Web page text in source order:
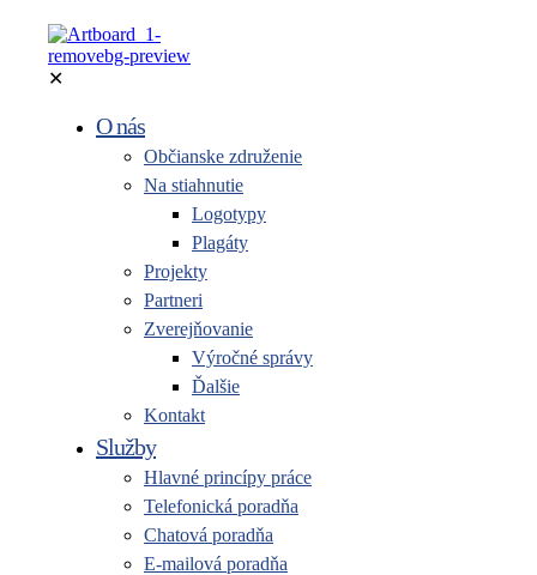
✕
O nás
Občianske združenie
Na stiahnutie
Logotypy
Plagáty
Projekty
Partneri
Zverejňovanie
Výročné správy
Ďalšie
Kontakt
Služby
Hlavné princípy práce
Telefonická poradňa
Chatová poradňa
E-mailová poradňa